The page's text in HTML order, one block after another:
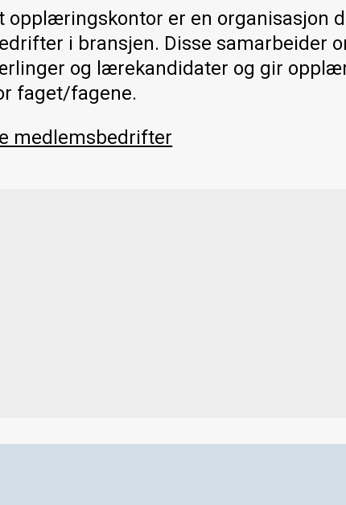
opplæringskontor er en organisasjon
i bransjen. Disse samarbeider
og lærekandidater og gir
faget/fagene.
medlemsbedrifter